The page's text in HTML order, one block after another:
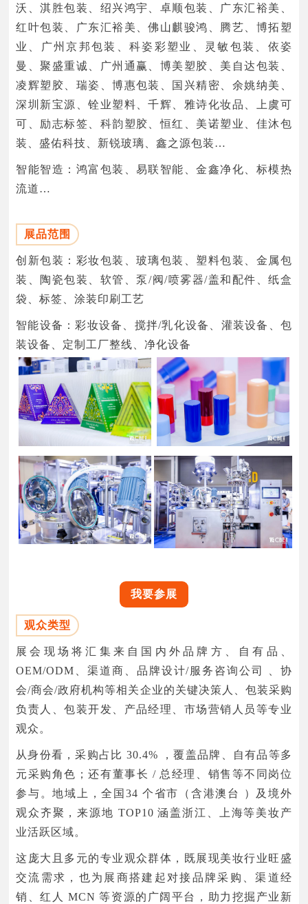
沃、淇胜包装、绍兴鸿宇、卓顺包装、广东汇裕美、
红叶包装、广东汇裕美、佛山麒骏鸿、腾艺、博拓塑
业、广州京邦包装、科姿彩塑业、灵敏包装、依姿
曼、聚盛重诚、广州通赢、博美塑胶、美自达包装、
凌辉塑胶、瑞姿、博惠包装、国兴精密、余姚纳美、
深圳新宝源、铨业塑料、千辉、雅诗化妆品、上虞可
可、励志标签、科韵塑胶、恒红、美诺塑业、佳沐包
装、盛佑科技、新锐玻璃、鑫之源包装…
智能智造：鸿富包装、易联智能、金鑫净化、标模热
流道…
展品范围
创新包装：彩妆包装、玻璃包装、塑料包装、金属包
装、陶瓷包装、软管、泵/阀/喷雾器/盖和配件、纸盒
袋、标签、涂装印刷工艺
智能设备：彩妆设备、搅拌/乳化设备、灌装设备、包
装设备、定制工厂整线、净化设备
我要参展
观众类型
展会现场将汇集来自国内外品牌方、自有品、
OEM/ODM、渠道商、品牌设计/服务咨询公司 、协
会/商会/政府机构等相关企业的关键决策人、包装采购
负责人、包装开发、产品经理、市场营销人员等专业
观众。
从身份看，采购占比 30.4% ，覆盖品牌、自有品等多
元采购角色；还有董事长 / 总经理、销售等不同岗位
参与。地域上，全国34 个省市（含港澳台 ）及境外
观众齐聚，来源地 TOP10 涵盖浙江、上海等美妆产
业活跃区域。
这庞大且多元的专业观众群体，既展现美妆行业旺盛
交流需求，也为展商搭建起对接品牌采购、渠道经
销、红人 MCN 等资源的广阔平台，助力挖掘产业新